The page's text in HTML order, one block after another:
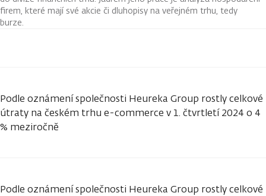
firem, které mají své akcie či dluhopisy na veřejném trhu, tedy
burze.
Podle oznámení společnosti Heureka Group rostly celkové
útraty na českém trhu e-commerce v 1. čtvrtletí 2024 o 4
% meziročně
Podle oznámení společnosti Heureka Group rostly celkové